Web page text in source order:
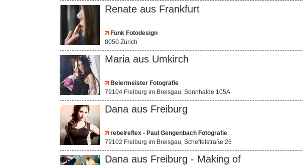
Renate aus Frankfurt
Funk Fotodesign
8050 Zürich
Maria aus Umkirch
Beiermeister Fotografie
79104 Freiburg im Breisgau, Sonnhalde 105A
Dana aus Freiburg
rebelreflex - Paul Gengenbach Fotografie
79102 Freiburg im Breisgau, Scheffelstraße 26
Dana aus Freiburg - Making of